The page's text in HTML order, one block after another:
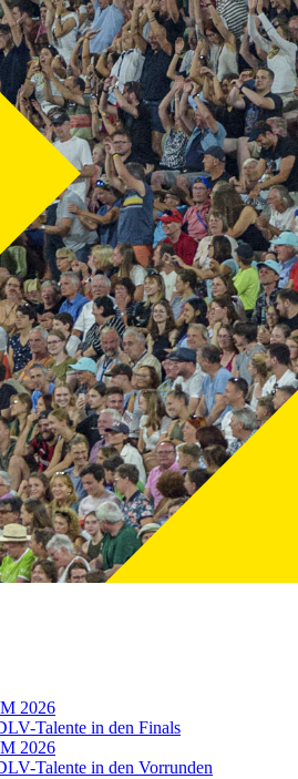
2026
Talente in den Finals
2026
Talente in den Vorrunden